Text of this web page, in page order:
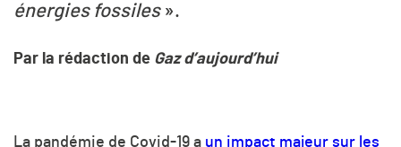
énergies fossiles».
Par la rédaction de Gaz d’aujourd’hui
La pandémie de Covid-19 a un impact majeur sur les